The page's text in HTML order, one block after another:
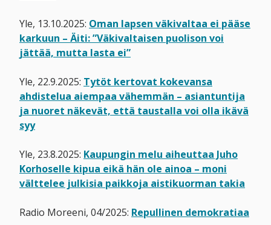
uuteen
ikkunaan)
Yle, 13.10.2025: Oman lapsen väkivaltaa ei pääse
karkuun – Äiti: ”Väkivaltaisen puolison voi
jättää, mutta lasta ei”
Yle, 22.9.2025: Tytöt kertovat kokevansa
ahdistelua aiempaa vähemmän – asiantuntija
ja nuoret näkevät, että taustalla voi olla ikävä
syy
Yle, 23.8.2025: Kaupungin melu aiheuttaa Juho
Korhoselle kipua eikä hän ole ainoa – moni
välttelee julkisia paikkoja aistikuorman takia
Radio Moreeni, 04/2025: Repullinen demokratiaa